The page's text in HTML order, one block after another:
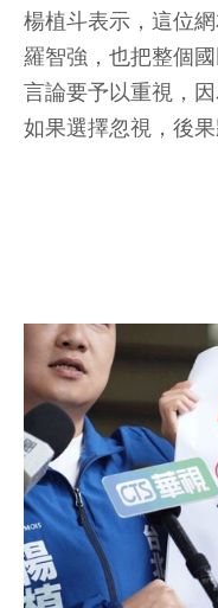
楊植斗表示，這位
羅智強，也把整個
言論要予以重視，
如果選擇忽視，後果